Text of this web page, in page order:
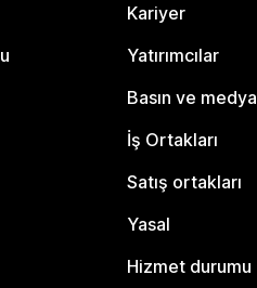
Kariyer
Yatırımcılar
Basın ve medya
İş Ortakları
Satış ortakları
Yasal
Hizmet durumu